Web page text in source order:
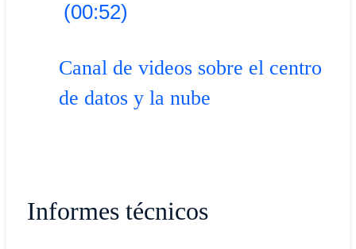
(00:52)
Canal de videos sobre el centro
de datos y la nube
Informes técnicos